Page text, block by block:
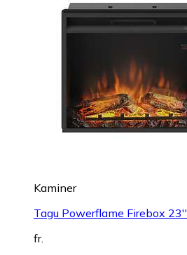
Kaminer
Tagu Powerflame Firebox 23''
fr.